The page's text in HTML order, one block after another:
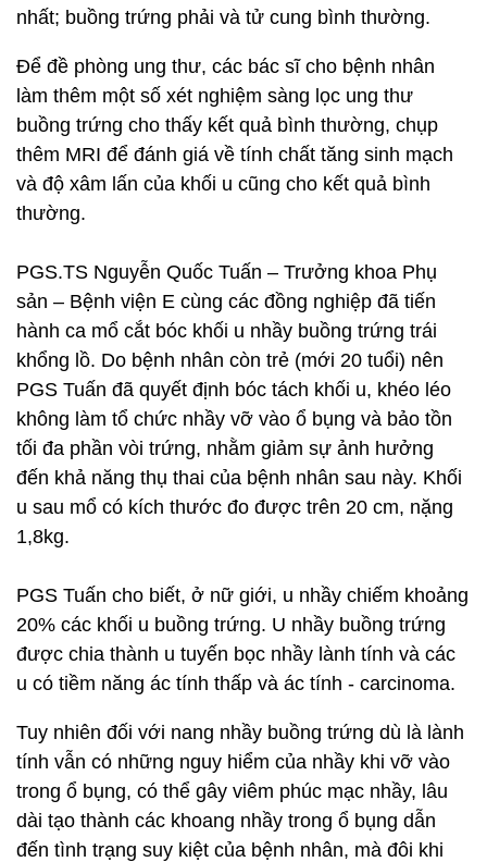
nhất; buồng trứng phải và tử cung bình thường.
Để đề phòng ung thư, các bác sĩ cho bệnh nhân
làm thêm một số xét nghiệm sàng lọc ung thư
buồng trứng cho thấy kết quả bình thường, chụp
thêm MRI để đánh giá về tính chất tăng sinh mạch
và độ xâm lấn của khối u cũng cho kết quả bình
thường.
PGS.TS Nguyễn Quốc Tuấn – Trưởng khoa Phụ
sản – Bệnh viện E cùng các đồng nghiệp đã tiến
hành ca mổ cắt bóc khối u nhầy buồng trứng trái
khổng lồ. Do bệnh nhân còn trẻ (mới 20 tuổi) nên
PGS Tuấn đã quyết định bóc tách khối u, khéo léo
không làm tổ chức nhầy vỡ vào ổ bụng và bảo tồn
tối đa phần vòi trứng, nhằm giảm sự ảnh hưởng
đến khả năng thụ thai của bệnh nhân sau này. Khối
u sau mổ có kích thước đo được trên 20 cm, nặng
1,8kg.
PGS Tuấn cho biết, ở nữ giới, u nhầy chiếm khoảng
20% các khối u buồng trứng. U nhầy buồng trứng
được chia thành u tuyến bọc nhầy lành tính và các
u có tiềm năng ác tính thấp và ác tính - carcinoma.
Tuy nhiên đối với nang nhầy buồng trứng dù là lành
tính vẫn có những nguy hiểm của nhầy khi vỡ vào
trong ổ bụng, có thể gây viêm phúc mạc nhầy, lâu
dài tạo thành các khoang nhầy trong ổ bụng dẫn
đến tình trạng suy kiệt của bệnh nhân, mà đôi khi